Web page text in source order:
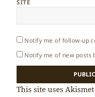
SITE
Notify me of follow-up
Notify me of new posts
This site uses